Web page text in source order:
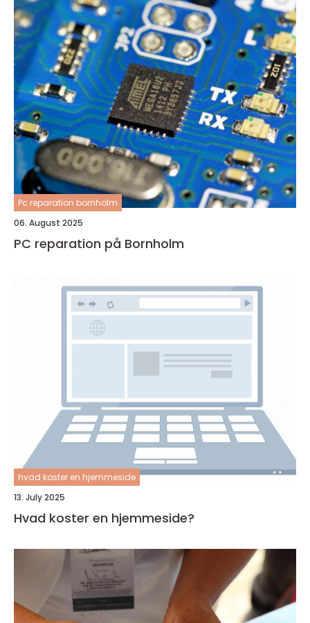
Pc reparation bornholm
06. August 2025
PC reparation på Bornholm
hvad koster en hjemmeside
13. July 2025
Hvad koster en hjemmeside?